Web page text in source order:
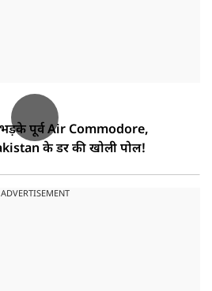
भड़के पूर्व Air Commodore,
के डर की खोली पोल!
ADVERTISEMENT